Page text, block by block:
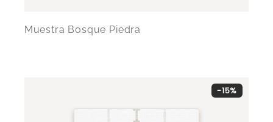
Muestra Bosque Piedra
-15%